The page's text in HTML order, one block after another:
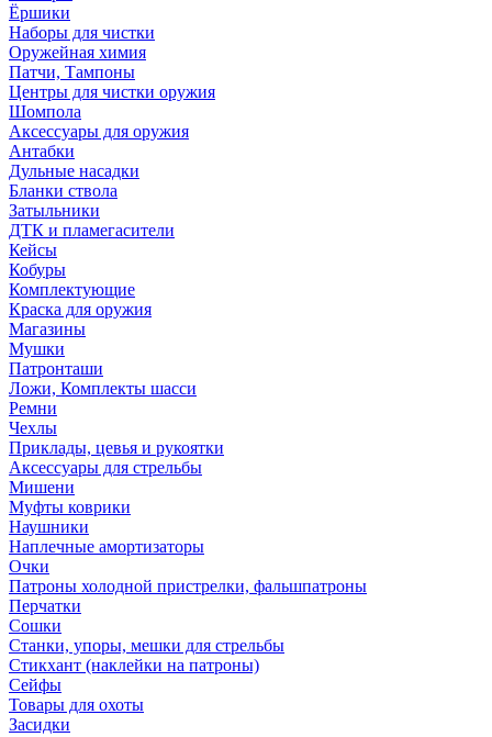
Ёршики
Наборы для чистки
Оружейная химия
Патчи, Тампоны
Центры для чистки оружия
Шомпола
Аксессуары для оружия
Антабки
Дульные насадки
Бланки ствола
Затыльники
ДТК и пламегасители
Кейсы
Кобуры
Комплектующие
Краска для оружия
Магазины
Мушки
Патронташи
Ложи, Комплекты шасси
Ремни
Чехлы
Приклады, цевья и рукоятки
Аксессуары для стрельбы
Мишени
Муфты коврики
Наушники
Наплечные амортизаторы
Очки
Патроны холодной пристрелки, фальшпатроны
Перчатки
Сошки
Станки, упоры, мешки для стрельбы
Стикхант (наклейки на патроны)
Сейфы
Товары для охоты
Засидки